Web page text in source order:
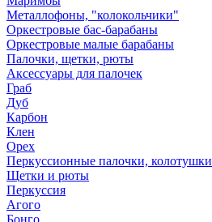
Металлофоны, "колокольчики"
Оркестровые бас-барабаны
Оркестровые малые барабаны
Палочки, щетки, рюты
Аксессуары для палочек
Граб
Дуб
Карбон
Клен
Орех
Перкуссионные палочки, колотушки
Щетки и рюты
Перкуссия
Агого
Бонго